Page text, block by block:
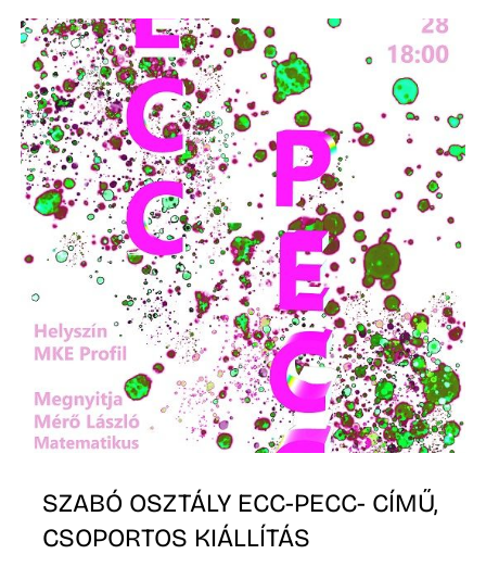
SZABÓ OSZTÁLY ECC-PECC- CÍMŰ,
CSOPORTOS KIÁLLÍTÁS